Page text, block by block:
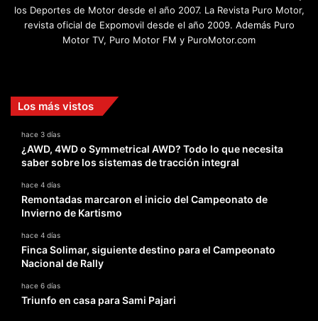
los Deportes de Motor desde el año 2007. La Revista Puro Motor,
revista oficial de Expomovil desde el año 2009. Además Puro
Motor TV, Puro Motor FM y PuroMotor.com
Los más vistos
hace 3 días
¿AWD, 4WD o Symmetrical AWD? Todo lo que necesita
saber sobre los sistemas de tracción integral
hace 4 días
Remontadas marcaron el inicio del Campeonato de
Invierno de Kartismo
hace 4 días
Finca Solimar, siguiente destino para el Campeonato
Nacional de Rally
hace 6 días
Triunfo en casa para Sami Pajari